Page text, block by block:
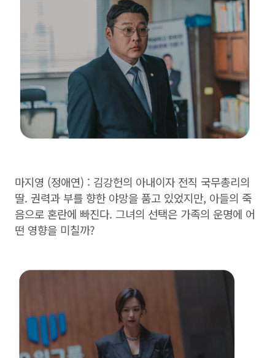
마지영 (정애연) : 김강헌의 아내이자 전직 국무총리의
딸. 권력과 부를 향한 야망을 품고 있었지만, 아들의 죽
음으로 혼란에 빠진다. 그녀의 선택은 가족의 운명에 어
떤 영향을 미칠까?